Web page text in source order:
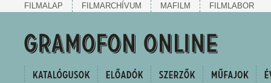
FILMALAP FILMARCHÍVUM MAFILM FILMLABOR